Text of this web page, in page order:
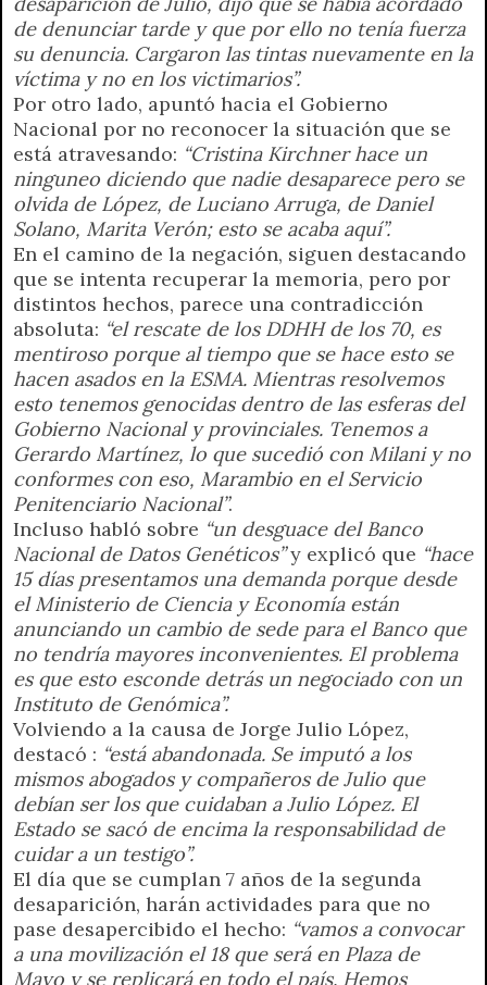
de denunciar tarde y que por ello no tenía fuerza
su denuncia. Cargaron las tintas nuevamente en la
víctima y no en los victimarios”.
Por otro lado, apuntó hacia el Gobierno
Nacional por no reconocer la situación que se
está atravesando: “Cristina Kirchner hace un
ninguneo diciendo que nadie desaparece pero se
olvida de López, de Luciano Arruga, de Daniel
Solano, Marita Verón; esto se acaba aquí”.
En el camino de la negación, siguen destacando
que se intenta recuperar la memoria, pero por
distintos hechos, parece una contradicción
absoluta: “el rescate de los DDHH de los 70, es
mentiroso porque al tiempo que se hace esto se
hacen asados en la ESMA. Mientras resolvemos
esto tenemos genocidas dentro de las esferas del
Gobierno Nacional y provinciales. Tenemos a
Gerardo Martínez, lo que sucedió con Milani y no
conformes con eso, Marambio en el Servicio
Penitenciario Nacional”.
Incluso habló sobre “un desguace del Banco
Nacional de Datos Genéticos”y explicó que “hace
15 días presentamos una demanda porque desde
el Ministerio de Ciencia y Economía están
anunciando un cambio de sede para el Banco que
no tendría mayores inconvenientes. El problema
es que esto esconde detrás un negociado con un
Instituto de Genómica”.
Volviendo a la causa de Jorge Julio López,
destacó : “está abandonada. Se imputó a los
mismos abogados y compañeros de Julio que
debían ser los que cuidaban a Julio López. El
Estado se sacó de encima la responsabilidad de
cuidar a un testigo”.
El día que se cumplan 7 años de la segunda
desaparición, harán actividades para que no
pase desapercibido el hecho: “vamos a convocar
a una movilización el 18 que será en Plaza de
Mayo y se replicará en todo el país. Hemos